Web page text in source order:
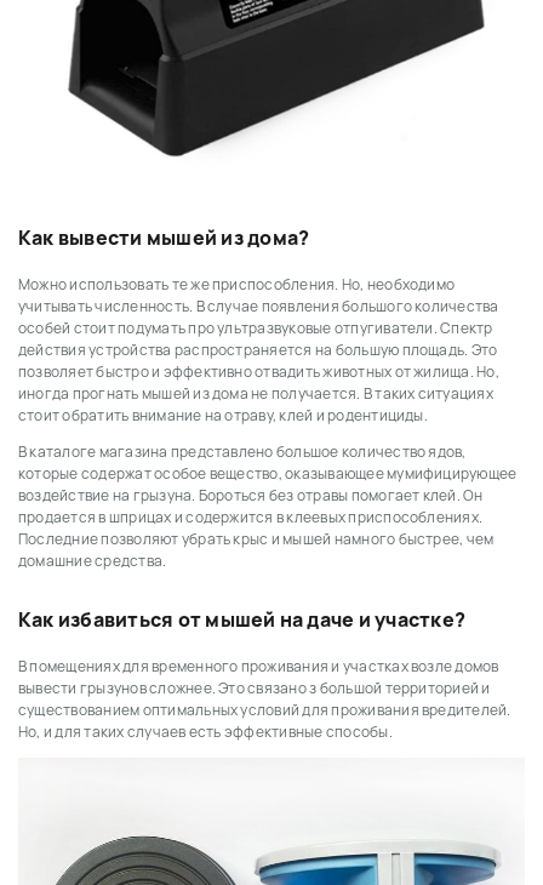
Как вывести мышей из дома?
Можно использовать те же приспособления. Но, необходимо
учитывать численность. В случае появления большого количества
особей стоит подумать про ультразвуковые отпугиватели. Спектр
действия устройства распространяется на большую площадь. Это
позволяет быстро и эффективно отвадить животных от жилища. Но,
иногда прогнать мышей из дома не получается. В таких ситуациях
стоит обратить внимание на отраву, клей и родентициды.
В каталоге магазина представлено большое количество ядов,
которые содержат особое вещество, оказывающее мумифицирующее
воздействие на грызуна. Бороться без отравы помогает клей. Он
продается в шприцах и содержится в клеевых приспособлениях.
Последние позволяют убрать крыс и мышей намного быстрее, чем
домашние средства.
Как избавиться от мышей на даче и участке?
В помещениях для временного проживания и участках возле домов
вывести грызунов сложнее. Это связано з большой территорией и
существованием оптимальных условий для проживания вредителей.
Но, и для таких случаев есть эффективные способы.